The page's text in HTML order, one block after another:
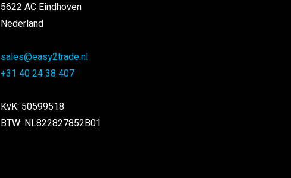
5622 AC Eindhoven
Nederland
sales@easy2trade.nl
+31 40 24 38 407
KvK: 50599518
BTW: NL822827852B01